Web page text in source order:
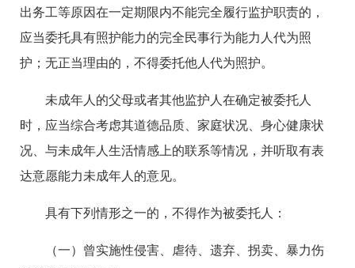
出务工等原因在一定期限内不能完全履行监护职责的，
应当委托具有照护能力的完全民事行为能力人代为照
护；无正当理由的，不得委托他人代为照护。
未成年人的父母或者其他监护人在确定被委托人
时，应当综合考虑其道德品质、家庭状况、身心健康状
况、与未成年人生活情感上的联系等情况，并听取有表
达意愿能力未成年人的意见。
具有下列情形之一的，不得作为被委托人：
（一）曾实施性侵害、虐待、遗弃、拐卖、暴力伤